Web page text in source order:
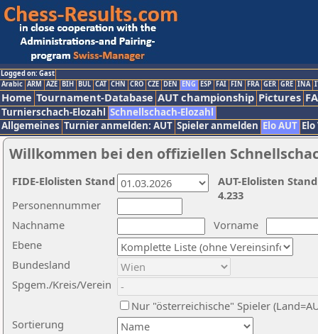
Logged on: Gast
Arabic ARM AZE BIH BUL CAT CHN CRO CZE DEN ENG ESP FAI FIN FRA GER GRE INA
Home Tournament-Database AUT championship Pictures
Turnierschach-Elozahl Schnellschach-Elozahl
Allgemeines Turnier anmelden: AUT Spieler anmelden Elo AUT
Willkommen bei den offiziellen
Nachname
Vorname
Ebene
Sortierung
Personennummer
Bundesland
Spgem./Kreis/Verein
Nur "österreichische" Spieler
AUT-Elolisten
4.233
FIDE-Elolisten Stand